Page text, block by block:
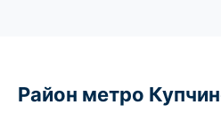
Район метро